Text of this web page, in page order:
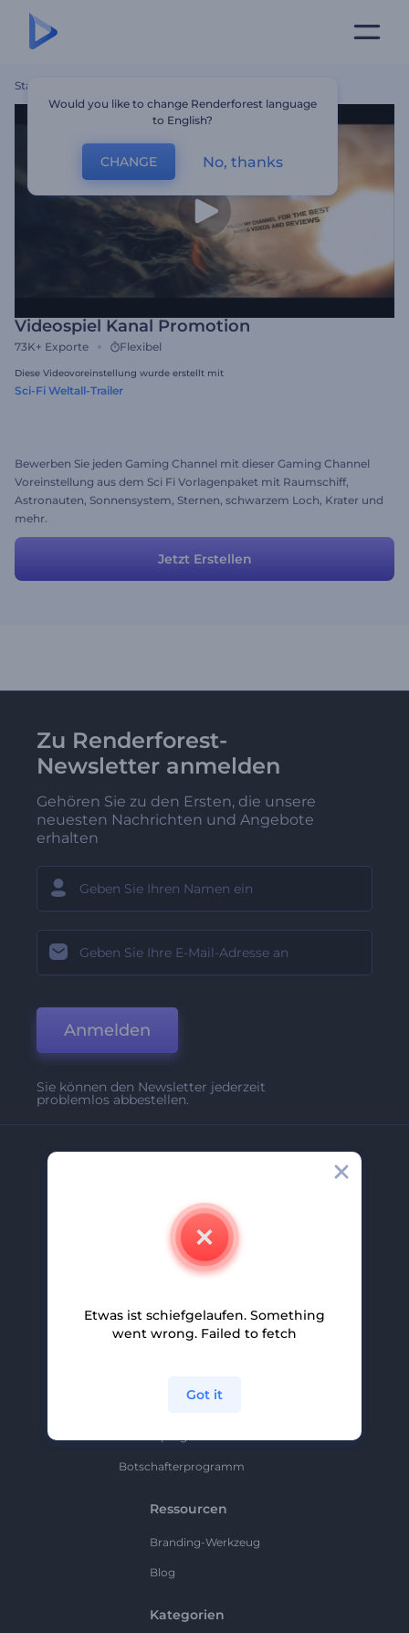
Startseite
Videospiel Kanal Promotion
73K+ Exporte Flexibel
Diese Videovoreinstellung wurde erstellt mit
Sci-Fi Weltall-Trailer
Bewerben Sie jeden Gaming Channel mit dieser Gaming Channel
Voreinstellung aus dem Sci Fi Vorlagenpaket mit Raumschiff,
Astronauten, Sonnensystem, Sternen, schwarzem Loch, Krater und
mehr.
Jetzt Erstellen
Zu Renderforest-
Newsletter anmelden
Gehören Sie zu den Ersten, die unsere
neuesten Nachrichten und Angebote
erhalten
Anmelden
Sie können den Newsletter jederzeit
problemlos abbestellen.
Partnerprogramm
Botschafterprogramm
Ressourcen
Branding-Werkzeug
Blog
Kategorien
Would you like to change Renderforest language
to English?
CHANGE No, thanks
Etwas ist schiefgelaufen. Something
went wrong. Failed to fetch
Got it